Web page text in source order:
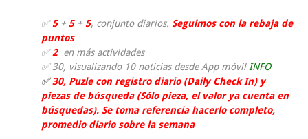
✅5 + 5 + 5, conjunto diarios. Seguimos con la rebaja de
puntos
✅2 en más actividades
✅ 30, visualizando 10 noticias desde App móvil INFO
✅30, Puzle con registro diario (Daily Check In) y
piezas de búsqueda (Sólo pieza, el valor ya cuenta en
búsquedas). Se toma referencia hacerlo completo,
promedio diario sobre la semana